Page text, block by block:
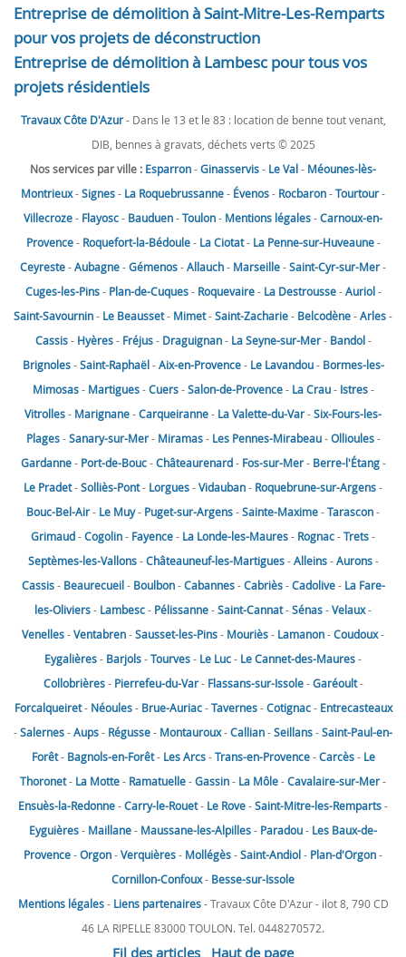
Entreprise de démolition à Saint-Mitre-Les-Remparts
pour vos projets de déconstruction
Entreprise de démolition à Lambesc pour tous vos
projets résidentiels
Travaux Côte D'Azur- Dans le 13 et le 83 : location de benne tout venant,
DIB, bennes à gravats, déchets verts © 2025
Nos services par ville : Esparron-Ginasservis- Le Val- Méounes-lès-
Montrieux-Signes- La Roquebrussanne- Évenos- Rocbaron-Tourtour-
Villecroze- Flayosc- Bauduen-Toulon- Mentions légales-Carnoux-en-
Provence- Roquefort-la-Bédoule- La Ciotat- La Penne-sur-Huveaune-
Ceyreste-Aubagne-Gémenos-Allauch- Marseille-Saint-Cyr-sur-Mer-
Cuges-les-Pins- Plan-de-Cuques- Roquevaire- La Destrousse-Auriol-
Saint-Savournin- Le Beausset- Mimet-Saint-Zacharie- Belcodène-Arles-
Cassis- Hyères- Fréjus- Draguignan- La Seyne-sur-Mer- Bandol-
Brignoles-Saint-Raphaël-Aix-en-Provence- Le Lavandou- Bormes-les-
Mimosas- Martigues-Cuers-Salon-de-Provence- La Crau- Istres-
Vitrolles- Marignane-Carqueiranne- La Valette-du-Var-Six-Fours-les-
Plages-Sanary-sur-Mer- Miramas- Les Pennes-Mirabeau-Ollioules-
Gardanne- Port-de-Bouc-Châteaurenard- Fos-sur-Mer- Berre-l'Étang-
Le Pradet-Solliès-Pont- Lorgues-Vidauban- Roquebrune-sur-Argens-
Bouc-Bel-Air- Le Muy- Puget-sur-Argens-Sainte-Maxime-Tarascon-
Grimaud-Cogolin- Fayence- La Londe-les-Maures- Rognac-Trets-
Septèmes-les-Vallons-Châteauneuf-les-Martigues-Alleins-Aurons-
Cassis- Beaurecueil- Boulbon-Cabannes-Cabriès-Cadolive- La Fare-
les-Oliviers- Lambesc- Pélissanne-Saint-Cannat-Sénas-Velaux-
Venelles-Ventabren-Sausset-les-Pins- Mouriès- Lamanon-Coudoux-
Eygalières- Barjols-Tourves- Le Luc- Le Cannet-des-Maures-
Collobrières- Pierrefeu-du-Var- Flassans-sur-Issole-Garéoult-
Forcalqueiret- Néoules- Brue-Auriac-Tavernes-Cotignac- Entrecasteaux
-Salernes-Aups- Régusse- Montauroux-Callian-Seillans-Saint-Paul-en-
Forêt- Bagnols-en-Forêt- Les Arcs-Trans-en-Provence-Carcès- Le
Thoronet- La Motte- Ramatuelle-Gassin- La Môle-Cavalaire-sur-Mer-
Ensuès-la-Redonne-Carry-le-Rouet- Le Rove-Saint-Mitre-les-Remparts-
Eyguières- Maillane- Maussane-les-Alpilles- Paradou- Les Baux-de-
Provence-Orgon-Verquières- Mollégès-Saint-Andiol- Plan-d'Orgon-
Cornillon-Confoux- Besse-sur-Issole
Mentions légales- Liens partenaires- Travaux Côte D'Azur - ilot 8, 790 CD
46 LA RIPELLE 83000 TOULON. Tel. 0448270572.
Fil des articles Haut de page